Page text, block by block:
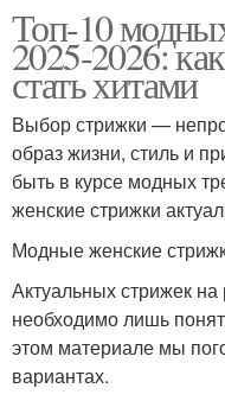
Топ-10
2025-2026:
стать хитами
Выбор стрижки —
образ жизни, стиль и
быть в курсе модных
женские стрижки
Модные женские
Актуальных стрижек
необходимо лишь
этом материале мы
вариантах.